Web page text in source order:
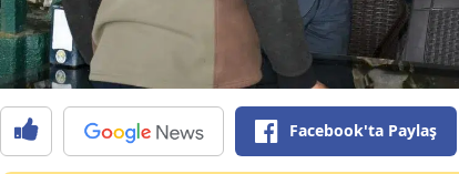
Facebook'ta Paylaş